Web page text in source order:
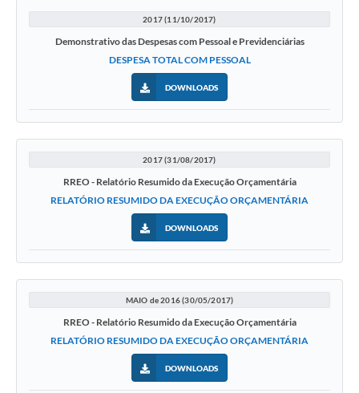
2017 (11/10/2017)
Demonstrativo das Despesas com Pessoal e Previdenciárias
DESPESA TOTAL COM PESSOAL
DOWNLOADS
2017 (31/08/2017)
RREO - Relatório Resumido da Execução Orçamentária
RELATÓRIO RESUMIDO DA EXECUÇÃO ORÇAMENTÁRIA
DOWNLOADS
MAIO de 2016 (30/05/2017)
RREO - Relatório Resumido da Execução Orçamentária
RELATÓRIO RESUMIDO DA EXECUÇÃO ORÇAMENTÁRIA
DOWNLOADS